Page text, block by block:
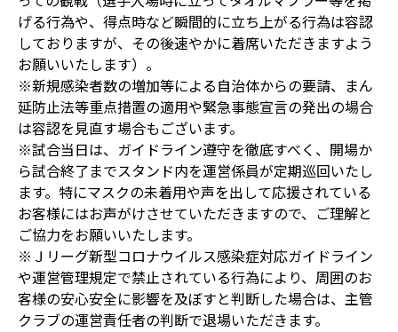
げる行為や、得点時など瞬間的に立ち上がる行為は容認
しておりますが、その後速やかに着席いただきますよう
お願いいたします）。
※新規感染者数の増加等による自治体からの要請、まん
延防止法等重点措置の適用や緊急事態宣言の発出の場合
は容認を見直す場合もございます。
※試合当日は、ガイドライン遵守を徹底すべく、開場か
ら試合終了までスタンド内を運営係員が定期巡回いたし
ます。特にマスクの未着用や声を出して応援されている
お客様にはお声がけさせていただきますので、ご理解と
ご協力をお願いいたします。
※Ｊリーグ新型コロナウイルス感染症対応ガイドライン
や運営管理規定で禁止されている行為により、周囲のお
客様の安心安全に影響を及ぼすと判断した場合は、主管
クラブの運営責任者の判断で退場いただきます。